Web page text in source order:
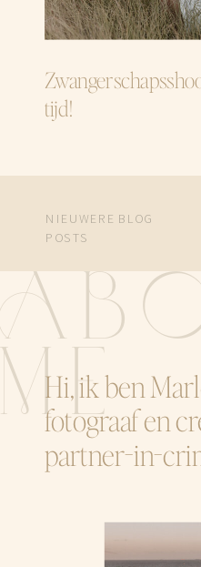
tijd!
NIEUWERE BLOG
POSTS
Hi, ik ben
fotograaf en
partner-in-